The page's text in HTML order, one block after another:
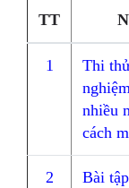
TT
1
Thi
nhiều
cách
2
Bài